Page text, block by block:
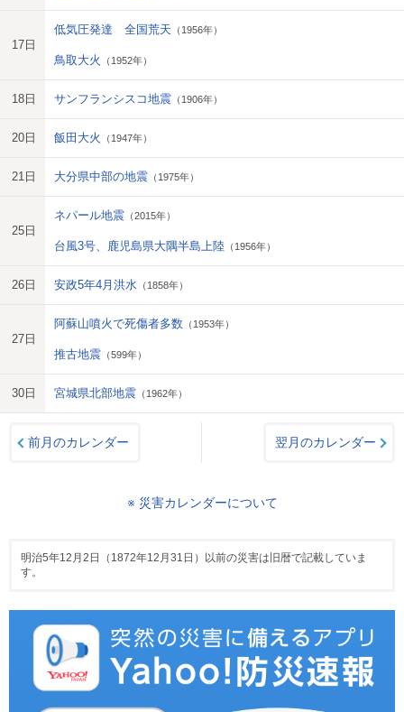
17日
低気圧発達 全国荒天 （1956年）
鳥取大火 （1952年）
18日 サンフランシスコ地震 （1906年）
20日 飯田大火 （1947年）
21日 大分県中部の地震 （1975年）
25日
ネパール地震 （2015年）
台風3号、鹿児島県大隅半島上陸 （1956年）
26日 安政5年4月洪水 （1858年）
27日
阿蘇山噴火で死傷者多数 （1953年）
推古地震 （599年）
30日 宮城県北部地震 （1962年）
前月のカレンダー 翌月のカレンダー
※ 災害カレンダーについて
明治5年12月2日（1872年12月31日）以前の災害は旧暦で記載していま
す。